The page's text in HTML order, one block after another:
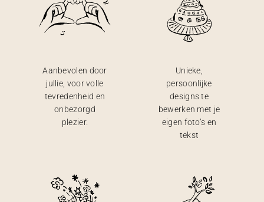
Aanbevolen door
jullie, voor volle
tevredenheid en
onbezorgd
plezier.
Unieke,
persoonlijke
designs te
bewerken met je
eigen foto’s en
tekst